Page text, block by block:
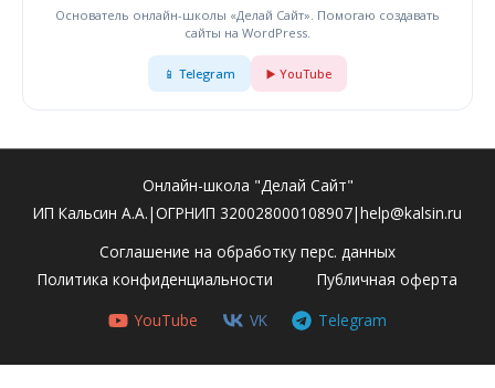
Основатель онлайн-школы «Делай Сайт». Помогаю создавать
сайты на WordPress.
📱 Telegram ▶️ YouTube
Онлайн-школа "Делай Сайт"
ИП Кальсин А.А.|ОГРНИП 320028000108907|help@kalsin.ru
Соглашение на обработку перс. данных
Политика конфиденциальности
Публичная оферта
YouTube
VK Telegram